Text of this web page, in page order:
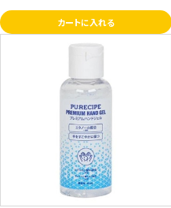
セール
ペット用品
SHOP GUIDE
ご利用ガイド
カートに入れる